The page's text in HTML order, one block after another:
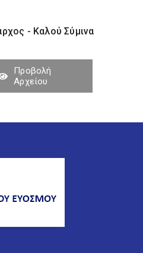
- Καλού Σύµινα
Προβολή
Αρχείου